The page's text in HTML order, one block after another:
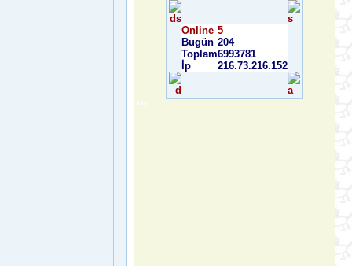
Online 5
Bugün 204
Toplam6993781
İp
216.73.216.152
taşı